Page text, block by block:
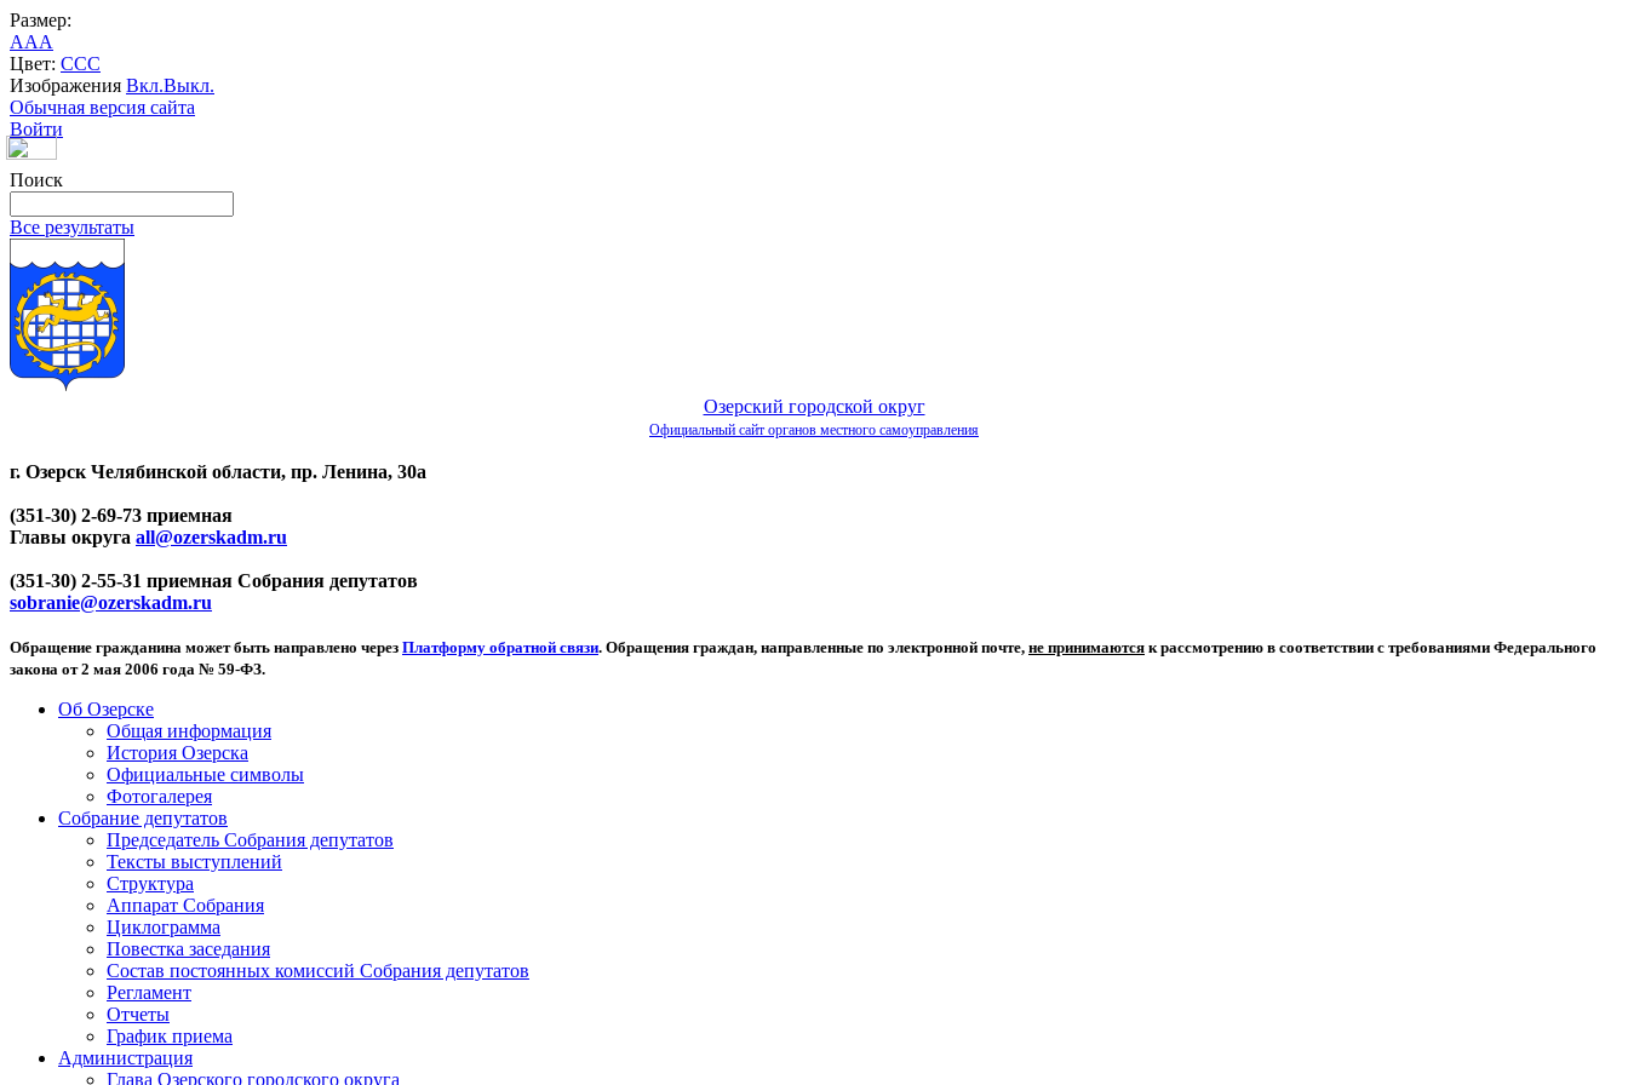
Размер:
AAA
Цвет: CCC
Изображения Вкл.Выкл.
Обычная версия сайта
Войти
Поиск
Все результаты
Озерский городской округ
Официальный сайт органов местного самоуправления
г. Озерск Челябинской области, пр. Ленина, 30а
(351-30) 2-69-73 приемная
Главы округа all@ozerskadm.ru
(351-30) 2-55-31 приемная Собрания депутатов
sobranie@ozerskadm.ru
Обращение гражданина может быть направлено через Платформу обратной связи. Обращения граждан, направленные по электронной почте, не принимаются к рассмотрению в соответствии с требованиями Федерального
закона от 2 мая 2006 года № 59-ФЗ.
Об Озерске
Общая информация
История Озерска
Официальные символы
Фотогалерея
Собрание депутатов
Председатель Собрания депутатов
Тексты выступлений
Структура
Аппарат Собрания
Циклограмма
Повестка заседания
Состав постоянных комиссий Собрания депутатов
Регламент
Отчеты
График приема
Администрация
Глава Озерского городского округа